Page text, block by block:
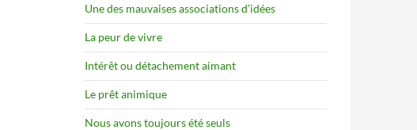
Une des mauvaises associations d’idées
La peur de vivre
Intérêt ou détachement aimant
Le prêt animique
Nous avons toujours été seuls